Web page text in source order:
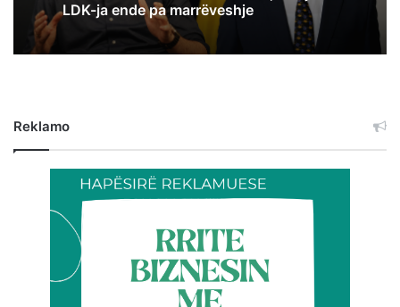
LDK-ja ende pa marrëveshje
Reklamo